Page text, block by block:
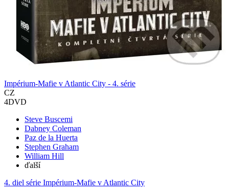
Impérium-Mafie v Atlantic City - 4. série
CZ
4DVD
Steve Buscemi
Dabney Coleman
Paz de la Huerta
Stephen Graham
William Hill
ďalší
4. diel série Impérium-Mafie v Atlantic City